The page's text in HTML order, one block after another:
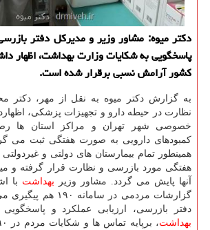
دكتر میوه: مشاور وزیر و مدیركل دفتر
پاسخگویی به شكایات وزارت بهداشت، اظهار
كشور آرامش نسبی برقرار شده است.
به گزارش دكتر میوه به نقل از مهر، دكتر
نظارت در حیطه دارو و تجهیزات پزشكی،
خصوصی شهر تهران و مراكز استان ها
كمبودهای دارویی به صورت هفتگی ثبت می
همینطور تمام بیمارستان های دولتی و
هفتگی مورد بازرسی و نظارت قرار گرفته و
آنها پایش می گردد. مشاور وزیر بهداشت با
گزارشات مردمی در
دفتر بازرسی، ارزیابی عملكرد و
بهداشت